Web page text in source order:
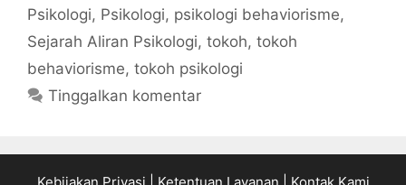
Psikologi, Psikologi, psikologi behaviorisme,
Sejarah Aliran Psikologi, tokoh, tokoh
behaviorisme, tokoh psikologi
Tinggalkan komentar
Kebijakan Privasi Ketentuan Layanan Kontak Kami